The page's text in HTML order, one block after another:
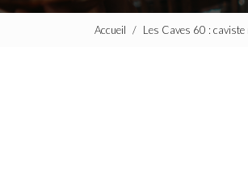
Accueil Les Caves 60 :